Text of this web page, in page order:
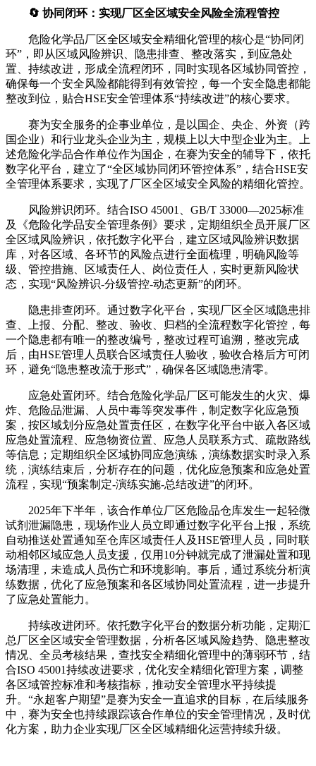
🔄 协同闭环：实现厂区全区域安全风险全流程管控
危险化学品厂区全区域安全精细化管理的核心是“协同闭
环”，即从区域风险辨识、隐患排查、整改落实，到应急处
置、持续改进，形成全流程闭环，同时实现各区域协同管控，
确保每一个安全风险都能得到有效管控，每一个安全隐患都能
整改到位，贴合HSE安全管理体系“持续改进”的核心要求。
赛为安全服务的企事业单位，是以国企、央企、外资（跨
国企业）和行业龙头企业为主，规模上以大中型企业为主。上
述危险化学品合作单位作为国企，在赛为安全的辅导下，依托
数字化平台，建立了“全区域协同闭环管控体系”，结合HSE安
全管理体系要求，实现了厂区全区域安全风险的精细化管控。
风险辨识闭环。结合ISO 45001、GB/T 33000—2025标准
及《危险化学品安全管理条例》要求，定期组织全员开展厂区
全区域风险辨识，依托数字化平台，建立区域风险辨识数据
库，对各区域、各环节的风险点进行全面梳理，明确风险等
级、管控措施、区域责任人、岗位责任人，实时更新风险状
态，实现“风险辨识-分级管控-动态更新”的闭环。
隐患排查闭环。通过数字化平台，实现厂区全区域隐患排
查、上报、分配、整改、验收、归档的全流程数字化管控，每
一个隐患都有唯一的整改编号，整改过程可追溯，整改完成
后，由HSE管理人员联合区域责任人验收，验收合格后方可闭
环，避免“隐患整改流于形式”，确保各区域隐患清零。
应急处置闭环。结合危险化学品厂区可能发生的火灾、爆
炸、危险品泄漏、人员中毒等突发事件，制定数字化应急预
案，按区域划分应急处置责任区，在数字化平台中嵌入各区域
应急处置流程、应急物资位置、应急人员联系方式、疏散路线
等信息；定期组织全区域协同应急演练，演练数据实时录入系
统，演练结束后，分析存在的问题，优化应急预案和应急处置
流程，实现“预案制定-演练实施-总结改进”的闭环。
2025年下半年，该合作单位厂区危险品仓库发生一起轻微
试剂泄漏隐患，现场作业人员立即通过数字化平台上报，系统
自动推送处置通知至仓库区域责任人及HSE管理人员，同时联
动相邻区域应急人员支援，仅用10分钟就完成了泄漏处置和现
场清理，未造成人员伤亡和环境影响。事后，通过系统分析演
练数据，优化了应急预案和各区域协同处置流程，进一步提升
了应急处置能力。
持续改进闭环。依托数字化平台的数据分析功能，定期汇
总厂区全区域安全管理数据，分析各区域风险趋势、隐患整改
情况、全员考核结果，查找安全精细化管理中的薄弱环节，结
合ISO 45001持续改进要求，优化安全精细化管理方案，调整
各区域管控标准和考核指标，推动安全管理水平持续提
升。“永超客户期望”是赛为安全一直追求的目标，在后续服务
中，赛为安全也持续跟踪该合作单位的安全管理情况，及时优
化方案，助力企业实现厂区全区域精细化运营持续升级。